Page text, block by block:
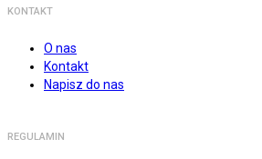
KONTAKT
O nas
Kontakt
Napisz do nas
REGULAMIN